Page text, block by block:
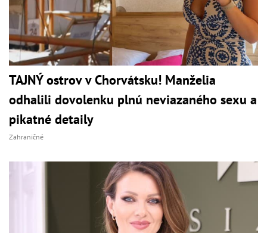
TAJNÝ ostrov v Chorvátsku! Manželia
odhalili dovolenku plnú neviazaného sexu a
pikatné detaily
Zahraničné